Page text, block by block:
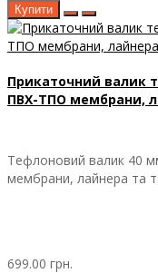
Купити
Прикаточний валик
ПВХ-ТПО мембрани,
Тефлоновий валик 40
мембрани, лайнера та
699.00 грн.